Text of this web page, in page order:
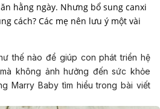
hằng ngày. Nhưng bổ sung canxi
cách? Các mẹ nên lưu ý một vài
thế nào để giúp con phát triển hệ
không ảnh hưởng đến sức khỏe
Marry Baby tìm hiểu trong bài viết